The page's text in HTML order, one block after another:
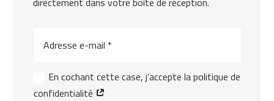
En cochant cette case, j’accepte la politique de
confidentialité